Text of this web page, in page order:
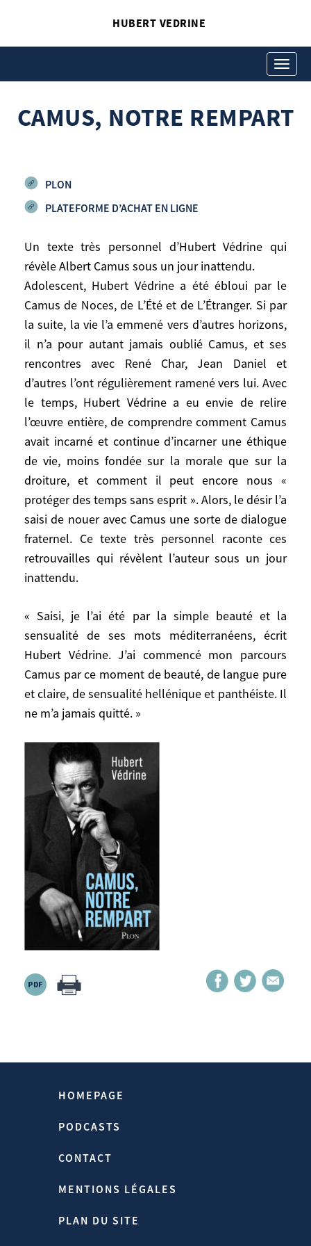
HUBERT VEDRINE
Toggle
CAMUS, NOTRE REMPART
PLON
PLATEFORME D’ACHAT EN LIGNE
Un texte très personnel d’Hubert Védrine qui
révèle Albert Camus sous un jour inattendu.
Adolescent, Hubert Védrine a été ébloui par le
Camus de Noces, de L’Été et de L’Étranger. Si par
la suite, la vie l’a emmené vers d’autres horizons,
il n’a pour autant jamais oublié Camus, et ses
rencontres avec René Char, Jean Daniel et
d’autres l’ont régulièrement ramené vers lui. Avec
le temps, Hubert Védrine a eu envie de relire
l’œuvre entière, de comprendre comment Camus
avait incarné et continue d’incarner une éthique
de vie, moins fondée sur la morale que sur la
droiture, et comment il peut encore nous «
protéger des temps sans esprit ». Alors, le désir l’a
saisi de nouer avec Camus une sorte de dialogue
fraternel. Ce texte très personnel raconte ces
retrouvailles qui révèlent l’auteur sous un jour
inattendu.
« Saisi, je l’ai été par la simple beauté et la
sensualité de ses mots méditerranéens, écrit
Hubert Védrine. J’ai commencé mon parcours
Camus par ce moment de beauté, de langue pure
et claire, de sensualité hellénique et panthéiste. Il
ne m’a jamais quitté. »
CAMUS, NOTRE REMPART
Un texte très personnel d’Hubert Védrine
qui révèle Albert Camus sous un jour
inattendu.
Adolescent, Hubert Védrine a été ébloui
par le Camus de Noces, de L’Été et de
L’Étranger. Si par la suite, la vie l’a emmené
vers d’autres horizons, il n’a pour autant
jamais oublié Camus, et ses rencontres
avec René Char, Jean Daniel et d’autres
l’ont régulièrement ramené vers lui. Avec le
temps, Hubert Védrine a eu envie de relire
l’œuvre entière, de comprendre comment
Camus avait incarné et continue d’incarner
une éthique de vie, moins fondée sur la
morale que sur la droiture, et comment il
peut encore nous « protéger des temps
sans esprit ». Alors, le désir l’a saisi de
nouer avec Camus une sorte de dialogue
ces retrouvailles qui révèlent l’auteur sous
un jour inattendu.
« Saisi, je l’ai été par la simple beauté et la
sensualité de ses mots méditerranéens,
écrit Hubert Védrine. J’ai commencé mon
parcours Camus par ce moment de beauté,
de langue pure et claire, de sensualité
hellénique et panthéiste. Il ne m’a jamais
quitté. »
Notre Rempart
11/04/2024
HOMEPAGE
PODCASTS
CONTACT
MENTIONS LÉGALES
PLAN DU SITE